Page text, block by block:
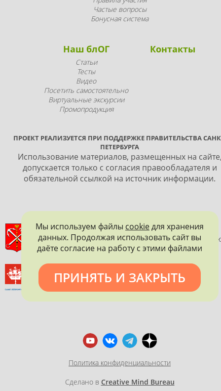
Частые вопросы
Бонусная система
Наш блОГ
Статьи
Тесты
Видео
Посетить самостоятельно
Виртуальные экскурсии
Промопродукция
Контакты
ПРОЕКТ РЕАЛИЗУЕТСЯ ПРИ ПОДДЕРЖКЕ ПРАВИТЕЛЬСТВА
ПЕТЕРБУРГА
Использование материалов, размещенных на
допускается только с согласия правообладателя и
обязательной ссылкой на источник информации.
ПРАВИТЕЛЬСТВО САНКТ-ПЕТЕРБУРГА
КОМИТЕТ ПО ГОСУДАРСТВЕННОМУ КОНТРОЛЮ,
И ОХРАНЕ ПАМЯТНИКОВ ИСТОРИИ И КУЛЬТУРЫ
ВСЕРОССИЙСКОЕ ОБЩЕСТВО ОХРАНЫ ПАМЯТНИКОВ
ИСТОРИИ И КУЛЬТУРЫ
Политика конфиденциальности
Сделано в Creative Mind Bureau
Мы используем файлы cookieдля хранения
данных. Продолжая использовать сайт вы
даёте согласие на работу с этими файлами
ПРИНЯТЬ И ЗАКРЫТЬ